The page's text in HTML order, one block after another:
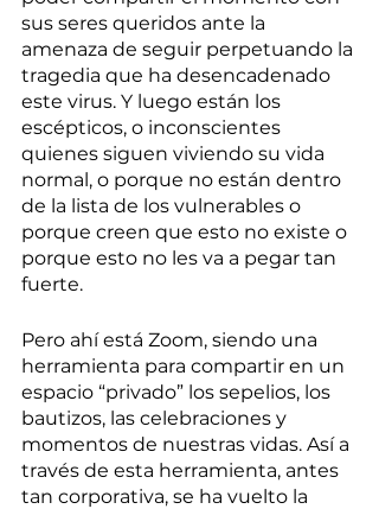
sus seres queridos ante la
amenaza de seguir perpetuando la
tragedia que ha desencadenado
este virus. Y luego están los
escépticos, o inconscientes
quienes siguen viviendo su vida
normal, o porque no están dentro
de la lista de los vulnerables o
porque creen que esto no existe o
porque esto no les va a pegar tan
fuerte.
Pero ahí está Zoom, siendo una
herramienta para compartir en un
espacio “privado” los sepelios, los
bautizos, las celebraciones y
momentos de nuestras vidas. Así a
través de esta herramienta, antes
tan corporativa, se ha vuelto la